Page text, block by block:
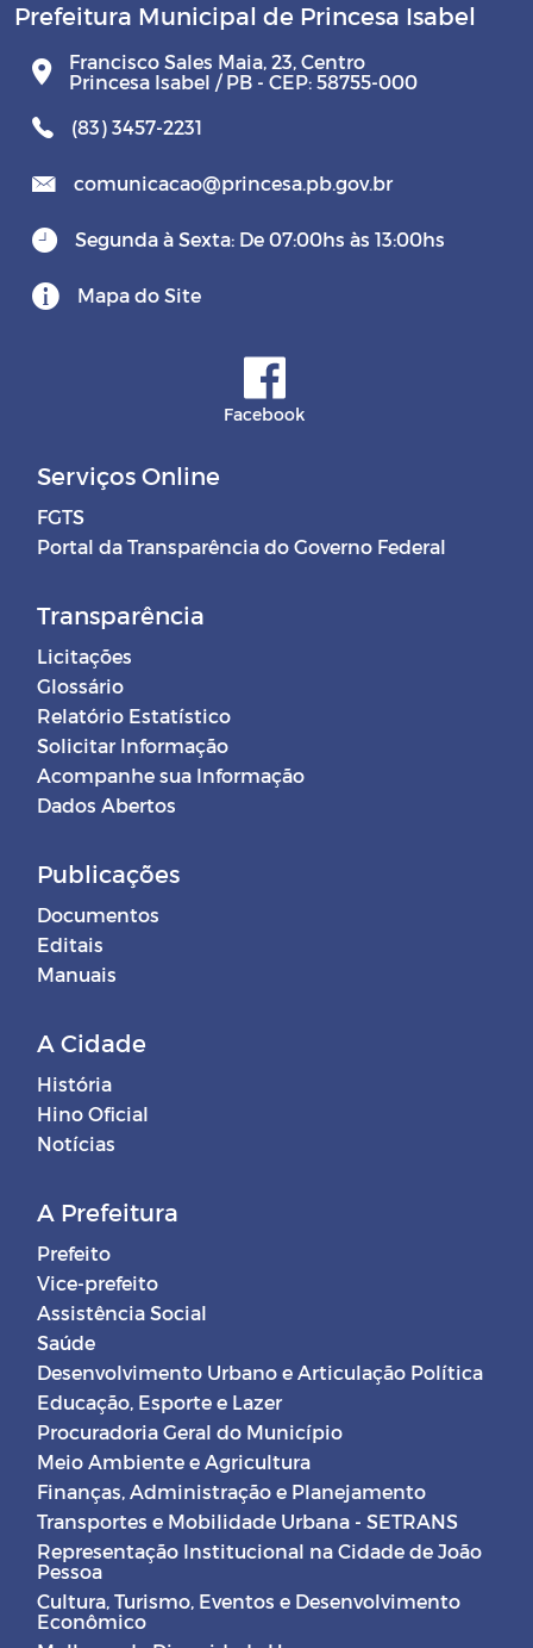
Prefeitura Municipal de Princesa Isabel
Francisco Sales Maia, 23, Centro
Princesa Isabel / PB - CEP: 58755-000
(83) 3457-2231
comunicacao@princesa.pb.gov.br
Segunda à Sexta: De 07:00hs às 13:00hs
Mapa do Site
Facebook
Serviços Online
FGTS
Portal da Transparência do Governo Federal
Transparência
Licitações
Glossário
Relatório Estatístico
Solicitar Informação
Acompanhe sua Informação
Dados Abertos
Publicações
Documentos
Editais
Manuais
A Cidade
História
Hino Oficial
Notícias
A Prefeitura
Prefeito
Vice-prefeito
Assistência Social
Saúde
Desenvolvimento Urbano e Articulação Política
Educação, Esporte e Lazer
Procuradoria Geral do Município
Meio Ambiente e Agricultura
Finanças, Administração e Planejamento
Transportes e Mobilidade Urbana - SETRANS
Representação Institucional na Cidade de João
Pessoa
Cultura, Turismo, Eventos e Desenvolvimento
Econômico